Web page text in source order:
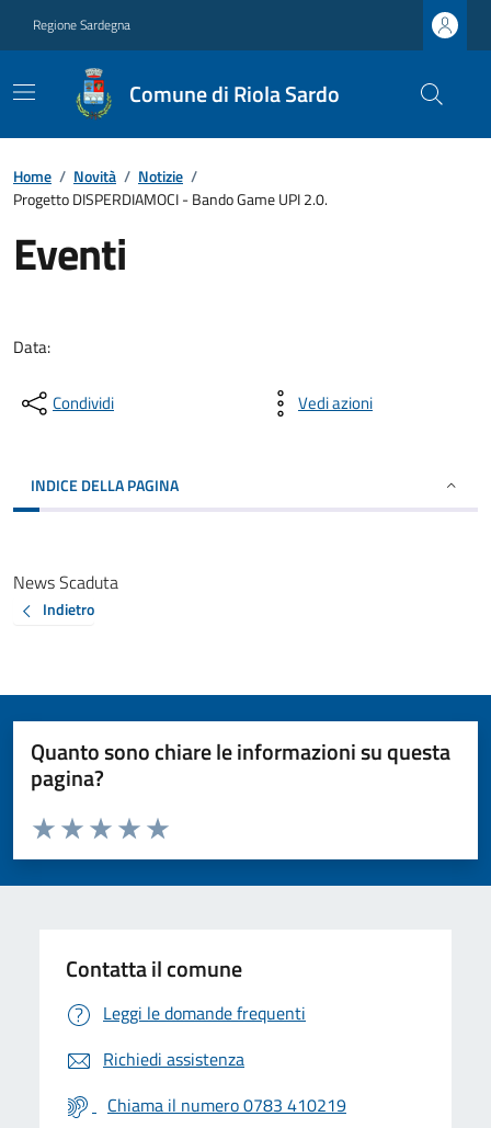
Regione Sardegna
Comune di Riola Sardo
Home / Novità / Notizie /
Progetto DISPERDIAMOCI - Bando Game UPI 2.0.
Eventi
Data:
Condividi Vedi azioni
INDICE DELLA PAGINA
News Scaduta
Indietro
Quanto sono chiare le informazioni su questa
pagina?
Valuta da 1 a 5 stelle la pagina
Valuta 5 stelle su 5
Valuta 4 stelle su 5
Valuta 3 stelle su 5
Valuta 2 stelle su 5
Valuta 1 stelle su 5
Contatta il comune
Leggi le domande frequenti
Richiedi assistenza
Chiama il numero 0783 410219